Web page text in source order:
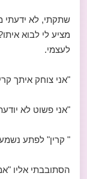
שתקתי, לא ידעתי
מציע לי לבוא
לעצמי.
"אני צוחק איתך
"אני פשוט לא
" קרין" לפתע
הסתובבתי אליו